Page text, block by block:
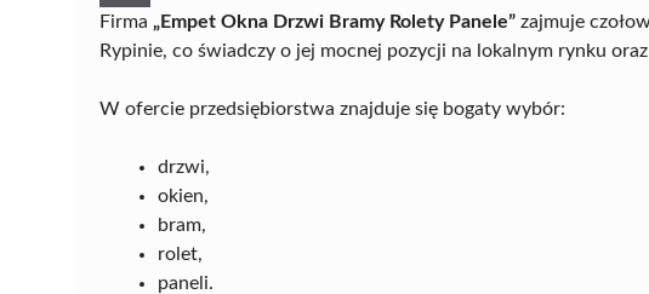
Firma „Empet Okna Drzwi Bramy Rolety Panele” zajmuje
Rypinie, co świadczy o jej mocnej pozycji na lokalnym rynku
W ofercie przedsiębiorstwa znajduje się bogaty wybór:
drzwi,
okien,
bram,
rolet,
paneli.